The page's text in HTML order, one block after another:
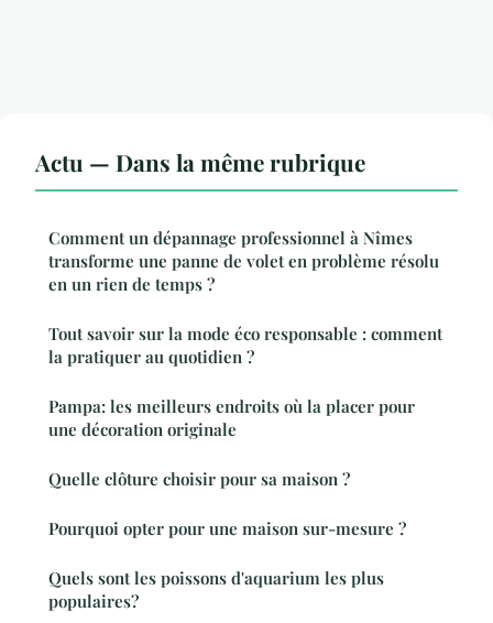
Actu — Dans la même rubrique
Comment un dépannage professionnel à Nîmes
transforme une panne de volet en problème résolu
en un rien de temps ?
Tout savoir sur la mode éco responsable : comment
la pratiquer au quotidien ?
Pampa: les meilleurs endroits où la placer pour
une décoration originale
Quelle clôture choisir pour sa maison ?
Pourquoi opter pour une maison sur-mesure ?
Quels sont les poissons d'aquarium les plus
populaires?